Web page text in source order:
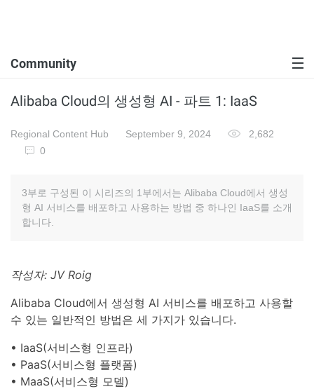
Community
Alibaba Cloud의 생성형 AI - 파트 1: IaaS
Regional Content Hub September 9, 2024
2,682
0
3부로 구성된 이 시리즈의 1부에서는 Alibaba Cloud에서 생성
형 AI 서비스를 배포하고 사용하는 방법 중 하나인 IaaS를 소개
합니다.
작성자: JV Roig
Alibaba Cloud에서 생성형 AI 서비스를 배포하고 사용할
수 있는 일반적인 방법은 세 가지가 있습니다.
• IaaS(서비스형 인프라)
• PaaS(서비스형 플랫폼)
• MaaS(서비스형 모델)